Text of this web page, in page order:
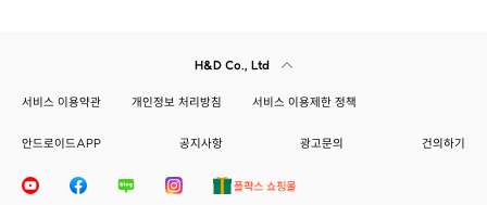
H&D Co., Ltd
서비스 이용약관 개인정보 처리방침 서비스 이용제한 정책
안드로이드APP 공지사항 광고문의 건의하기